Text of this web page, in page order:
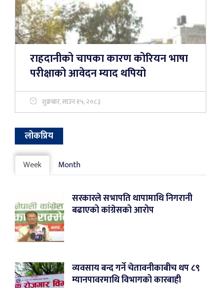
राहदानीको चापका कारण कोरियन भाषा
परीक्षाको आवेदन म्याद थपियो
शुक्रबार, साउन १५, २०८३
लोकप्रिय
Week Month
सरकारले सभापति थापामाथि निगरानी
बढाएको कांग्रेसको आरोप
व्यवसाय बन्द गर्ने चेतावनीकाबीच थप ८९
म्यानपावरमाथि विभागको कारबाही